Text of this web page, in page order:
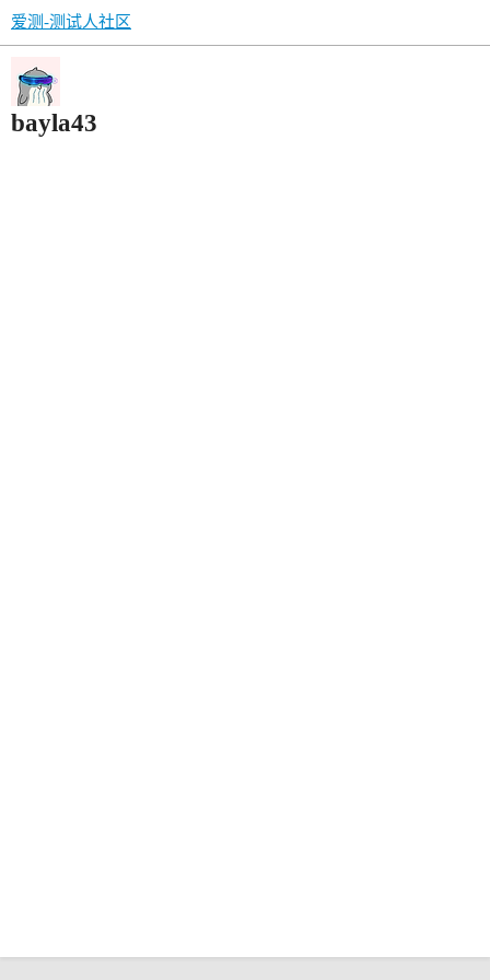
爱测-测试人社区
bayla43